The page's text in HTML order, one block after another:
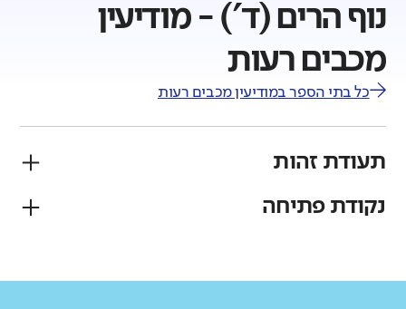
נוף הרים (ד') - מודיעין
מכבים רעות
כל בתי הספר במודיעין מכבים רעות
תעודת זהות
פיקוח
נקודת פתיחה